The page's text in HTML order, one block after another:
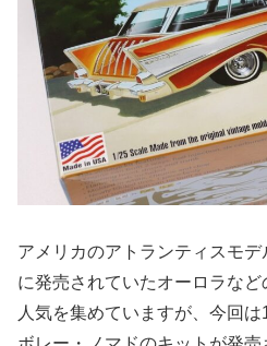
アメリカのアトランティスモ
に発売されていたオーロラな
人気を集めていますが、今回